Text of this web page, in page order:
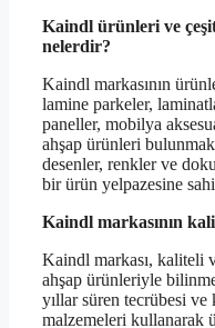
Kaindl ürünleri ve
nelerdir?
Kaindl markasının
lamine parkeler,
paneller, mobilya
ahşap ürünleri
desenler, renkler ve
bir ürün yelpazesine
Kaindl markasının
Kaindl markası, kaliteli
ahşap ürünleriyle
yıllar süren tecrübesi ve
malzemeleri kullanarak